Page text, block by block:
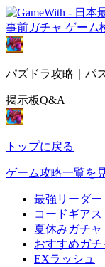
事前ガチャ ゲーム
パズドラ攻略｜パ
掲示板Q&A
トップに戻る
ゲーム攻略一覧を
最強リーダー
コードギアス
夏休みガチャ
おすすめガチ
EXラッシュ